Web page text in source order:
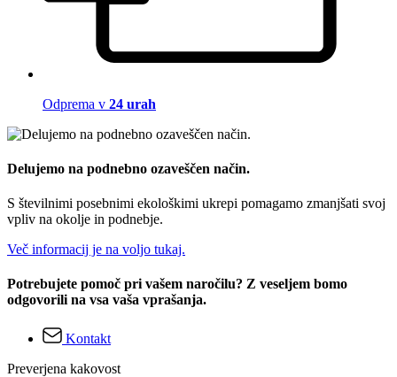
Odprema v 24 urah
Delujemo na podnebno ozaveščen način.
S številnimi posebnimi ekološkimi ukrepi pomagamo zmanjšati svoj
vpliv na okolje in podnebje.
Več informacij je na voljo tukaj.
Potrebujete pomoč pri vašem naročilu? Z veseljem bomo
odgovorili na vsa vaša vprašanja.
Kontakt
Preverjena kakovost